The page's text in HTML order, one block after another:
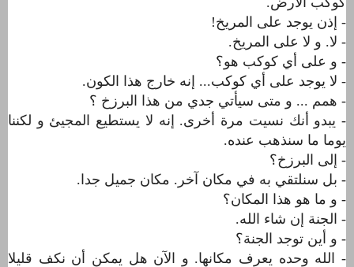
- إذن يوجد على المريخ!
- لا. و لا على المريخ.
- و على أي كوكب هو؟
- لا يوجد على أي كوكب... إنه خارج هذا الكون.
- همم ... و متى سيأتي جدي من هذا البرزخ ؟
- يبدو أنك نسيت مرة أخرى. إنه لا يستطيع المجيئ و لكننا
يوما ما سنذهب عنده.
- إلى البرزخ؟
- بل سنلتقي به في مكان آخر. مكان جميل جدا.
- و ما هو هذا المكان؟
- الجنة إن شاء الله.
- و أين توجد الجنة؟
- الله وحده يعرف مكانها. و اﻵن هل يمكن أن نكف قليلا